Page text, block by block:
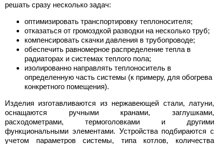
решать сразу несколько задач:
оптимизировать транспортировку теплоносителя;
отказаться от громоздкой разводки на несколько труб;
компенсировать скачки давления в трубопроводе;
обеспечить равномерное распределение тепла в
радиаторах и системах теплого пола;
изолированно направлять теплоноситель в
определенную часть системы (к примеру, для обогрева
конкретного помещения).
Изделия изготавливаются из нержавеющей стали, латуни,
оснащаются ручными кранами, заглушками,
расходометрами, термоголовками и другими
функциональными элементами. Устройства подбираются с
учетом параметров системы, типа котлов, количества